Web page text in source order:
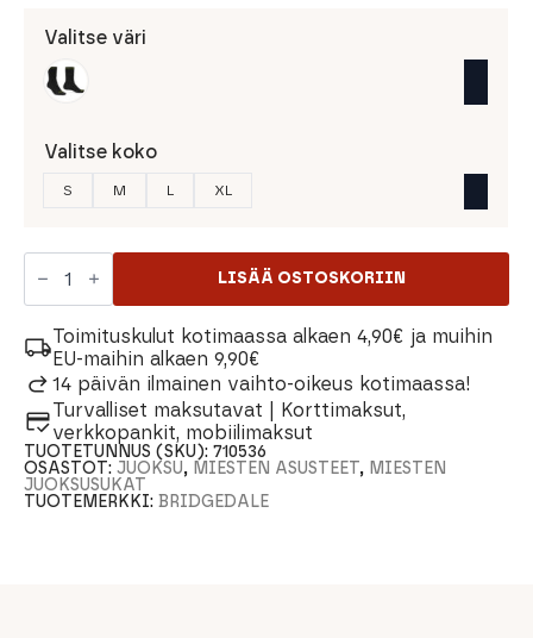
Valitse väri
Valitse koko
S M L XL
Bridgedale
Trail
Run
Zero
Merino
Sport
Crew
Miesten
Sukat
määrä
LISÄÄ OSTOSKORIIN
Toimituskulut kotimaassa alkaen 4,90€ ja muihin
EU-maihin alkaen 9,90€
14 päivän ilmainen vaihto-oikeus kotimaassa!
Turvalliset maksutavat | Korttimaksut,
verkkopankit, mobiilimaksut
TUOTETUNNUS (SKU):710536
OSASTOT:JUOKSU, MIESTEN ASUSTEET, MIESTEN
JUOKSUSUKAT
TUOTEMERKKI:BRIDGEDALE